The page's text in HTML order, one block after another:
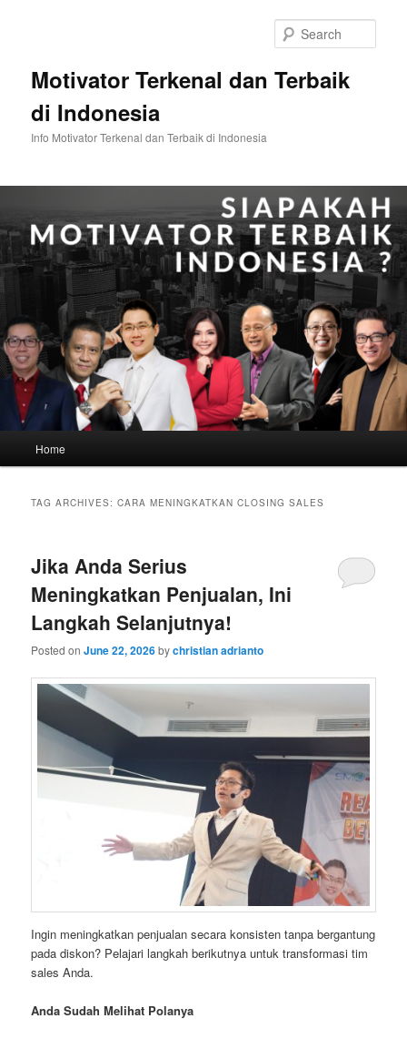
Motivator Terkenal dan Terbaik
di Indonesia
Info Motivator Terkenal dan Terbaik di Indonesia
Home
TAG ARCHIVES:CARA MENINGKATKAN CLOSING SALES
Jika Anda Serius
Meningkatkan Penjualan, Ini
Langkah Selanjutnya!
Posted onJune 22, 2026bychristian adrianto
Ingin meningkatkan penjualan secara konsisten tanpa bergantung
pada diskon? Pelajari langkah berikutnya untuk transformasi tim
sales Anda.
Anda Sudah Melihat Polanya